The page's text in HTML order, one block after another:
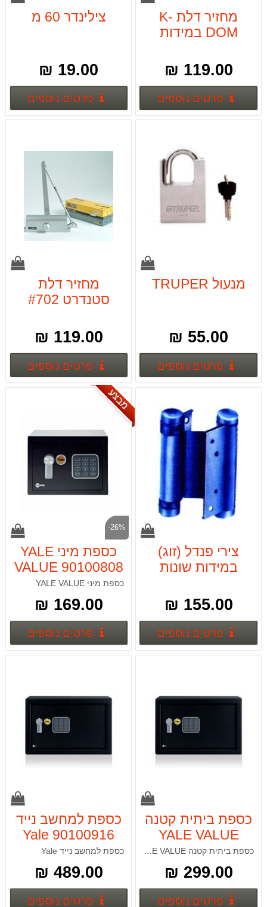
מחזיר דלת K-
DOM במידות
119.00 ₪
פרטים נוספיםפרטים נוספים
צילינדר 60 מ
19.00 ₪
פרטים נוספים
מנעול TRUPER
55.00 ₪
פרטים נוספיםפרטים נוספים
מחזיר דלת
סטנדרט #702
119.00 ₪
פרטים נוספים
צירי פנדל (זוג)
במידות שונות
155.00 ₪
פרטים נוספיםפרטים נוספים
מבצע
-26%
כספת מיני YALE
VALUE 90100808
כספת מיני YALE VALUE
169.00 ₪
פרטים נוספים
כספת ביתית קטנה
YALE VALUE
90100392
299.00 ₪
פרטים נוספיםפרטים נוספים
כספת למחשב נייד
Yale 90100916
כספת למחשב נייד Yale
489.00 ₪
פרטים נוספים